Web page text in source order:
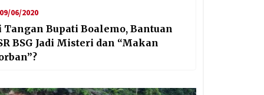
06/2020
Tangan Bupati Boalemo, Bantuan
BSG Jadi Misteri dan “Makan